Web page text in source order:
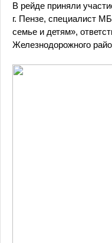
В рейде приняли
г. Пензе, специалист
семье и детям»,
Железнодорожного